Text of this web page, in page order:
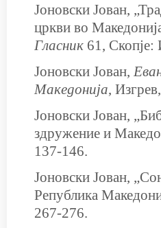
Јоновски Јован,
цркви во
Гласник 61,
Јоновски Јован,
Македонија,
Јоновски Јован,
здружение и
137-146.
Јоновски Јован,
Република
267-276.